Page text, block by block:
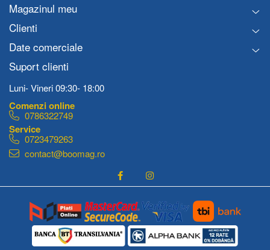
Magazinul meu
Clienti
Date comerciale
Suport clienti
Luni- Vineri 09:30- 18:00
0786322749
0723479263
contact@boomag.ro